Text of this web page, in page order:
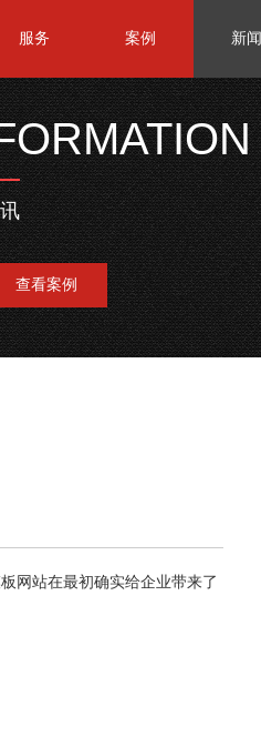
服务 案例 新闻
查看案例
网站在最初确实给企业带来了